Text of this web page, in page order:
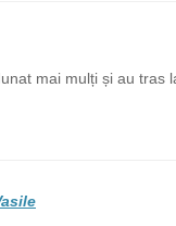
mai mulți și au tras